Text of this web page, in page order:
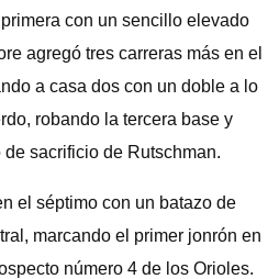
con un sencillo elevado
agregó tres carreras más en el
a casa dos con un doble a lo
robando la tercera base y
sacrificio de Rutschman.
el séptimo con un batazo de
marcando el primer jonrón en
número 4 de los Orioles.